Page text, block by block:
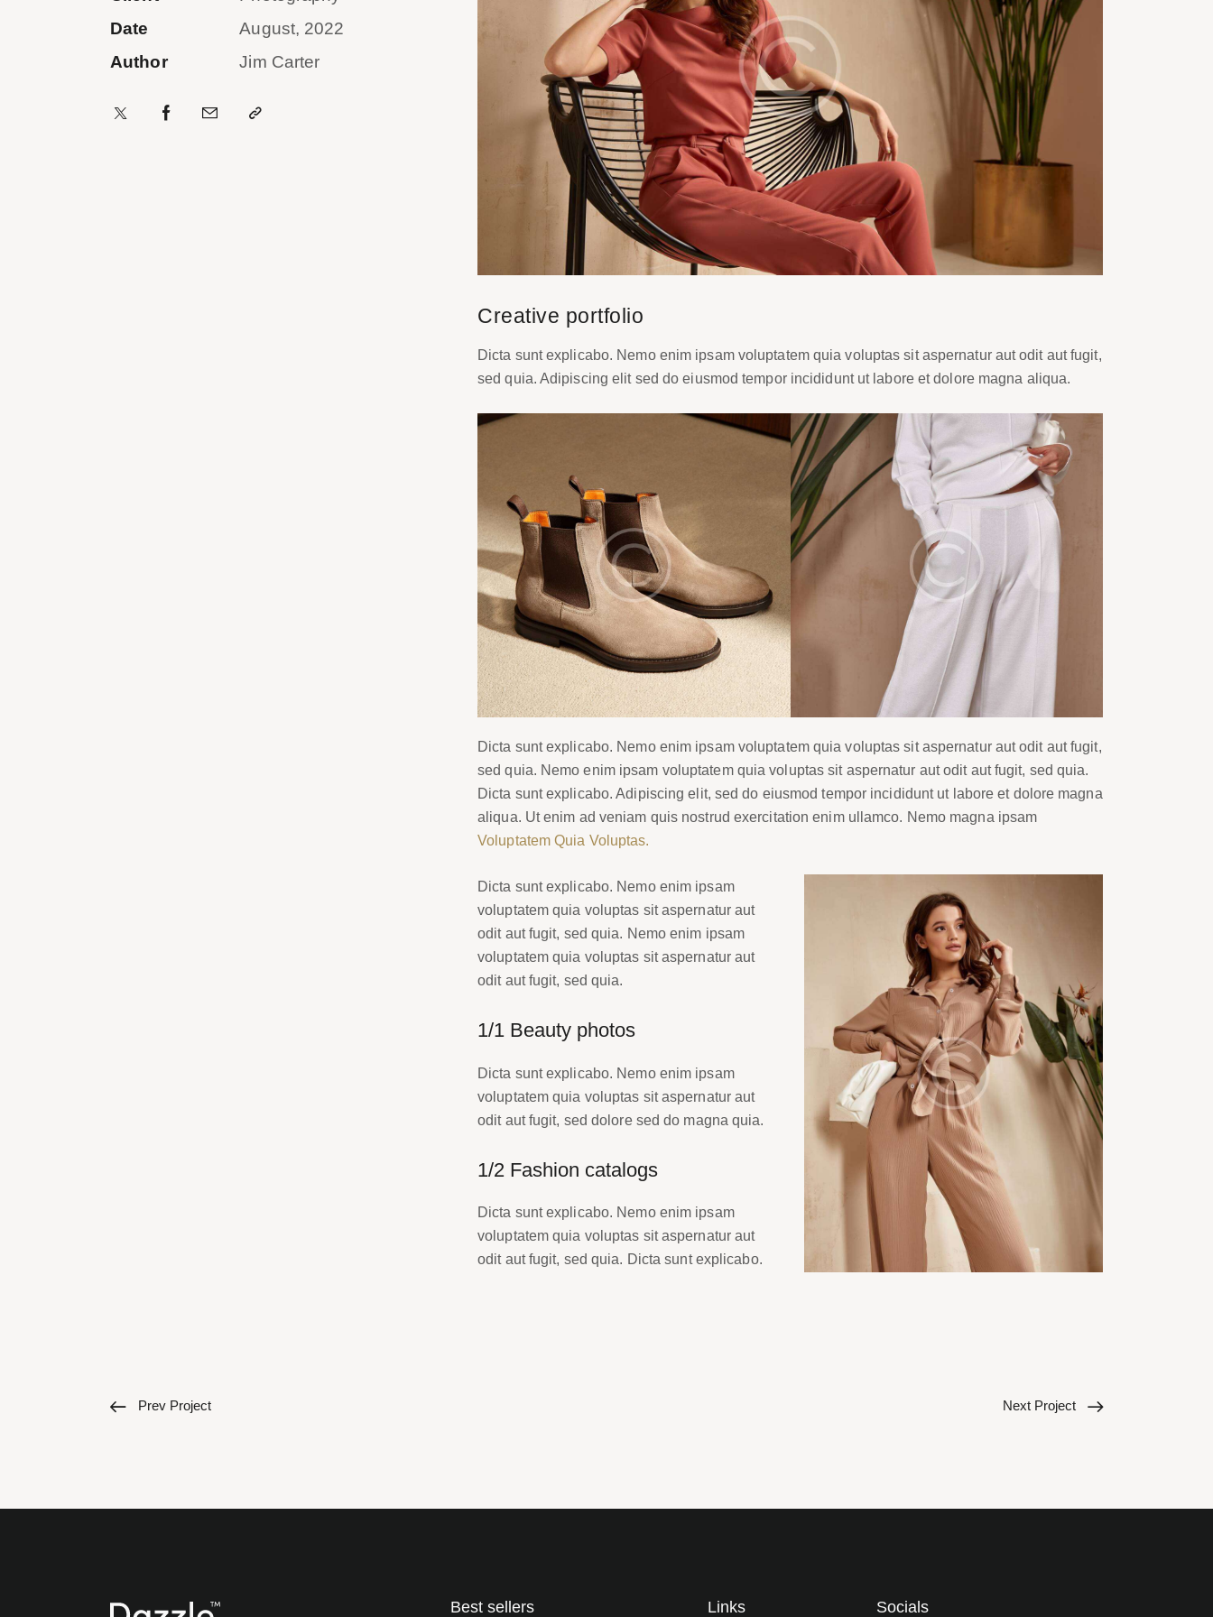
Date
August, 2022
Author
Jim Carter
Creative portfolio
Dicta sunt explicabo. Nemo enim ipsam voluptatem quia voluptas sit aspernatur aut odit aut fugit,
sed quia. Adipiscing elit sed do eiusmod tempor incididunt ut labore et dolore magna aliqua.
Dicta sunt explicabo. Nemo enim ipsam voluptatem quia voluptas sit aspernatur aut odit aut fugit,
sed quia. Nemo enim ipsam voluptatem quia voluptas sit aspernatur aut odit aut fugit, sed quia.
Dicta sunt explicabo. Adipiscing elit, sed do eiusmod tempor incididunt ut labore et dolore magna
aliqua. Ut enim ad veniam quis nostrud exercitation enim ullamco. Nemo magna ipsam
Voluptatem Quia Voluptas.
Dicta sunt explicabo. Nemo enim ipsam
voluptatem quia voluptas sit aspernatur aut
odit aut fugit, sed quia. Nemo enim ipsam
voluptatem quia voluptas sit aspernatur aut
odit aut fugit, sed quia.
1/1 Beauty photos
Dicta sunt explicabo. Nemo enim ipsam
voluptatem quia voluptas sit aspernatur aut
odit aut fugit, sed dolore sed do magna quia.
1/2 Fashion catalogs
Dicta sunt explicabo. Nemo enim ipsam
voluptatem quia voluptas sit aspernatur aut
odit aut fugit, sed quia. Dicta sunt explicabo.
Prev Project Next Project
Best sellers Links Socials